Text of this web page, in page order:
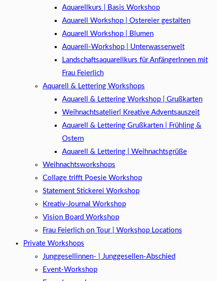
Aquarellkurs | Basis Workshop
Aquarell Workshop | Ostereier gestalten
Aquarell Workshop | Blumen
Aquarell-Workshop | Unterwasserwelt
Landschaftsaquarellkurs für AnfängerInnen mit
Frau Feierlich
Aquarell & Lettering Workshops
Aquarell & Lettering Workshop | Grußkarten
Weihnachtsatelier| Kreative Adventsauszeit
Aquarell & Lettering Grußkarten | Frühling &
Ostern
Aquarell & Lettering | Weihnachtsgrüße​
Weihnachtsworkshops
Collage trifft Poesie Workshop
Statement Stickerei Workshop
Kreativ-Journal Workshop
Vision Board Workshop
Frau Feierlich on Tour | Workshop Locations
Private Workshops
Junggesellinnen- | Junggesellen-Abschied
Event-Workshop